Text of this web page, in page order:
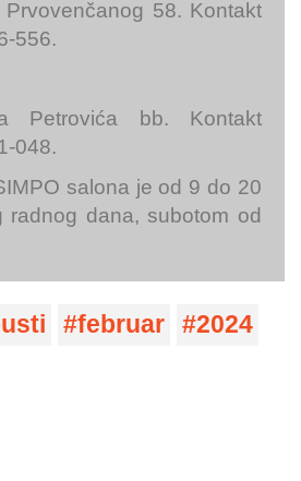
58. Kontakt
556.
Petrovića bb. Kontakt
048.
salona je od 9 do 20
radnog dana, subotom od
februar
2024